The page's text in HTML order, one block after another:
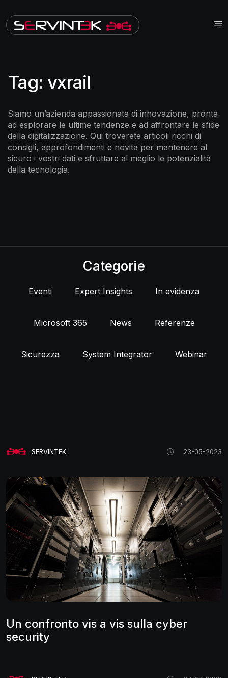
Tag: vxrail
Siamo un’azienda appassionata di innovazione, pronta
ad esplorare le ultime tendenze e ad affrontare le sfide
della digitalizzazione. Qui troverete articoli ricchi di
consigli, approfondimenti e novità per mantenere al
sicuro i vostri dati e sfruttare al meglio le potenzialità
della tecnologia.
Categorie
Eventi Expert Insights In evidenza
Microsoft 365 News Referenze
Sicurezza System Integrator Webinar
SERVINTEK 23-05-2023
Un confronto vis a vis sulla cyber
security